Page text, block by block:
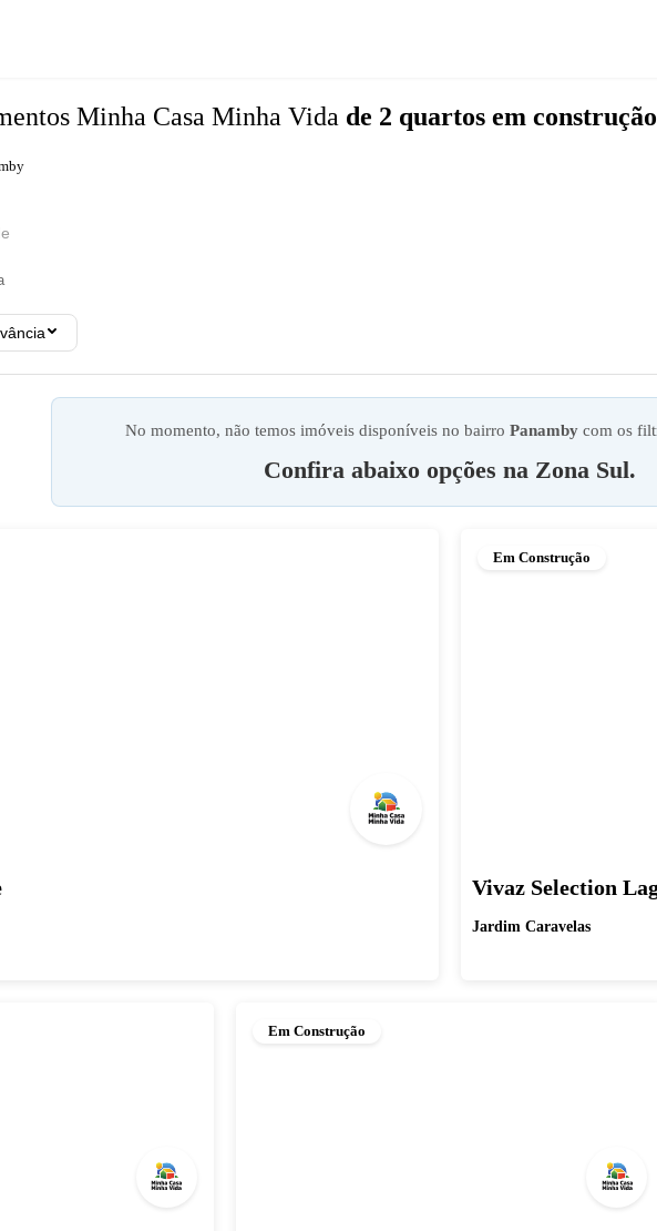
Minha Casa Minha Vida de 2 quartos em construção
No momento, não temos imóveis disponíveis no bairro Panamby com os
Confira abaixo opções na Zona Sul.
Em Construção
Vivaz Selection
Jardim Caravelas
Em Construção